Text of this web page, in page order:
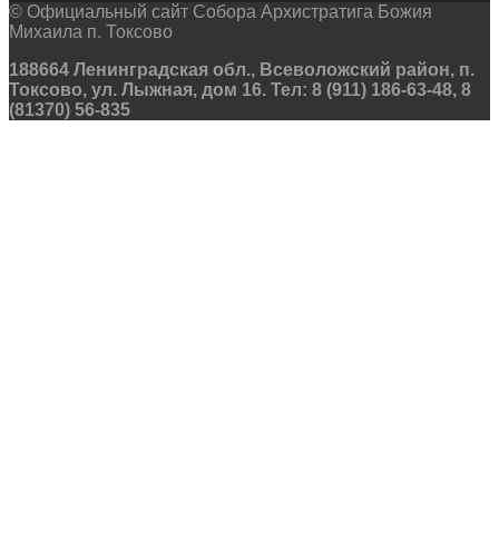
© Официальный сайт Собора Архистратига Божия
Михаила п. Токсово
188664 Ленинградская обл., Всеволожский район, п.
Токсово, ул. Лыжная, дом 16. Тел: 8 (911) 186-63-48, 8
(81370) 56-835